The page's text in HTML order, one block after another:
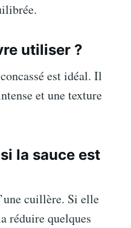
utiliser ?
est idéal. Il
et une texture
la sauce est
cuillère. Si elle
réduire quelques